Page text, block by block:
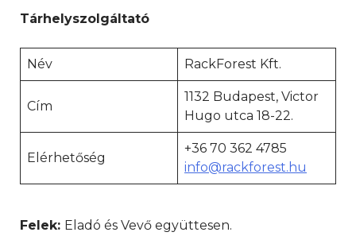
Tárhelyszolgáltató
Név RackForest Kft.
Cím
1132 Budapest, Victor
Hugo utca 18-22.
Elérhetőség
+36 70 362 4785
info@rackforest.hu
Felek: Eladó és Vevő együttesen.